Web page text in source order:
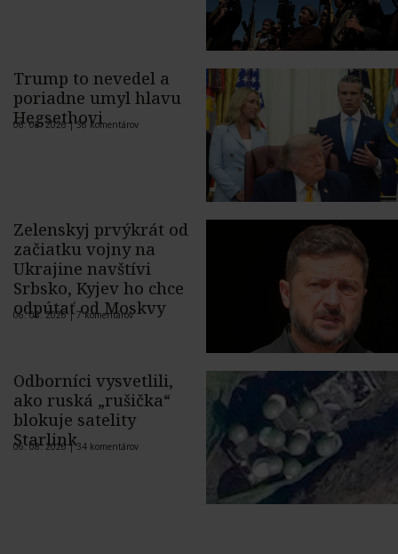
Trump to nevedel a
poriadne umyl hlavu
Hegsethovi
06. 08. 2026 |36 komentárov
Zelenskyj prvýkrát od
začiatku vojny na
Ukrajine navštívi
Srbsko, Kyjev ho chce
odpútať od Moskvy
06. 08. 2026 |7 komentárov
Odborníci vysvetlili,
ako ruská „rušička“
blokuje satelity
Starlink
06. 08. 2026 |34 komentárov